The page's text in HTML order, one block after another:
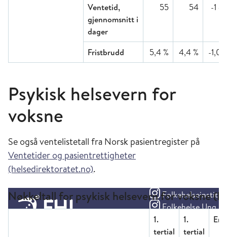
Ventetid,
gjennomsnitt i
dager
55 54 -1
Fristbrudd 5,4 % 4,4 % -1,0
Psykisk helsevern for
voksne
Se også ventelistetall fra Norsk pasientregister på
Ventetider og pasientrettigheter
(helsedirektoratet.no).
Nøkkeltall for psykisk helsevern for voksne
1.
tertial
1.
tertial